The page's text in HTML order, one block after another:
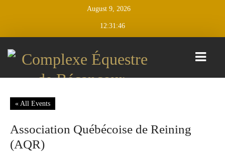
August 9, 2026
12:31:46
CALENDAR
D’ÉVÉNEMENTS
CLASSIQUES
BÉCANCOUR
« All Events
Association Québécoise de Reining
(AQR)